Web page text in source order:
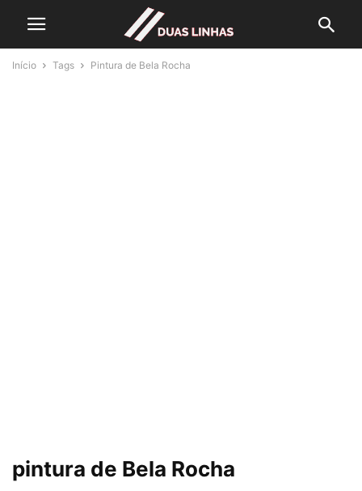
Início Tags Pintura de Bela Rocha
pintura de Bela Rocha